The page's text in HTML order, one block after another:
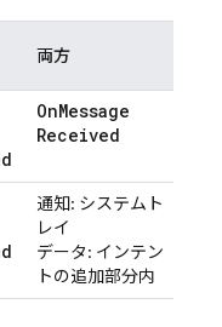
両方
OnMessage
Received
通知: システムト
レイ
データ: インテン
トの追加部分内